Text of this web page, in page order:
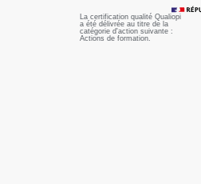
La certification qualité Qualiopi
a été délivrée au titre de la
catégorie d'action suivante :
Actions de formation.